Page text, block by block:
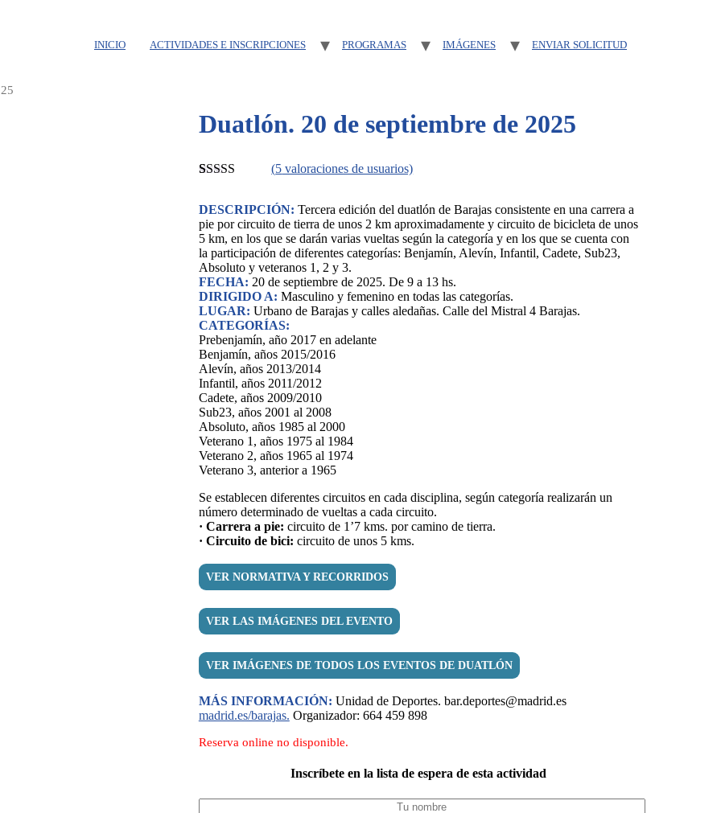
INICIO ACTIVIDADES E INSCRIPCIONES PROGRAMAS IMÁGENES ENVIAR SOLICITUD
Duatlón. 20 de septiembre de 2025
basado en
puntuaciones
de clientes
(5 valoraciones de usuarios)
DESCRIPCIÓN: Tercera edición del duatlón de Barajas consistente en una carrera a
pie por circuito de tierra de unos 2 km aproximadamente y circuito de bicicleta de unos
5 km, en los que se darán varias vueltas según la categoría y en los que se cuenta con
la participación de diferentes categorías: Benjamín, Alevín, Infantil, Cadete, Sub23,
Absoluto y veteranos 1, 2 y 3.
FECHA: 20 de septiembre de 2025. De 9 a 13 hs.
DIRIGIDO A: Masculino y femenino en todas las categorías.
LUGAR: Urbano de Barajas y calles aledañas. Calle del Mistral 4 Barajas.
CATEGORÍAS:
Prebenjamín, año 2017 en adelante
Benjamín, años 2015/2016
Alevín, años 2013/2014
Infantil, años 2011/2012
Cadete, años 2009/2010
Sub23, años 2001 al 2008
Absoluto, años 1985 al 2000
Veterano 1, años 1975 al 1984
Veterano 2, años 1965 al 1974
Veterano 3, anterior a 1965
Se establecen diferentes circuitos en cada disciplina, según categoría realizarán un
número determinado de vueltas a cada circuito.
· Carrera a pie: circuito de 1’7 kms. por camino de tierra.
· Circuito de bici: circuito de unos 5 kms.
VER NORMATIVA Y RECORRIDOS
VER LAS IMÁGENES DEL EVENTO
VER IMÁGENES DE TODOS LOS EVENTOS DE DUATLÓN
MÁS INFORMACIÓN: Unidad de Deportes. bar.deportes@madrid.es
madrid.es/barajas. Organizador: 664 459 898
Reserva online no disponible.
Inscríbete en la lista de espera de esta actividad